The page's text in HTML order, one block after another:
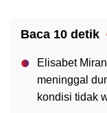
Baca 10 detik
Elisabet
meninggal
kondisi tidak